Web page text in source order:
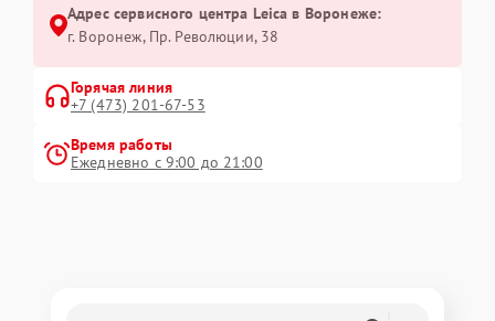
Адрес сервисного центра Leica в Воронеже:
г. Воронеж, Пр. Революции, 38
Горячая линия
+7 (473) 201-67-53
Время работы
Ежедневно с 9:00 до 21:00